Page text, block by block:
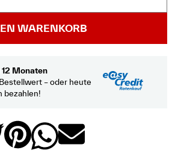
WARENKORB
Monaten
– oder heute
bezahlen!